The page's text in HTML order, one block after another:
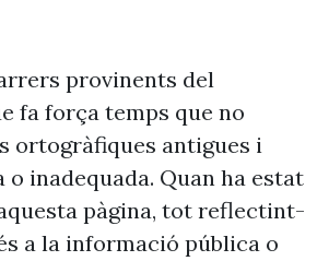
provinents del
fa força temps que no
ortogràfiques antigues i
inadequada. Quan ha estat
pàgina, tot reflectint-
a la informació pública o